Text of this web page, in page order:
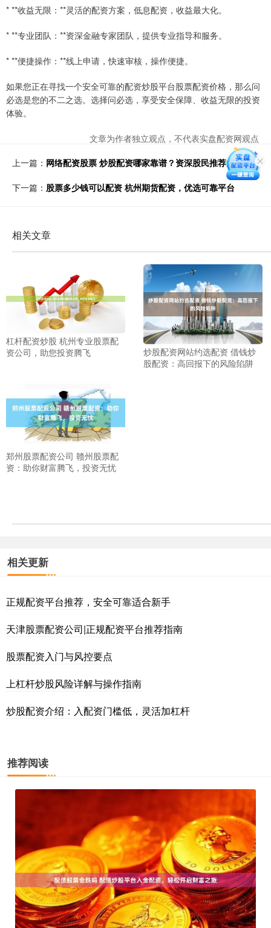
* **收益无限：**灵活的配资方案，低息配资，收益最大化。
* **专业团队：**资深金融专家团队，提供专业指导和服务。
* **便捷操作：**线上申请，快速审核，操作便捷。
如果您正在寻找一个安全可靠的配资炒股平台股票配资价格，那么问
必选是您的不二之选。选择问必选，享受安全保障、收益无限的投资
体验。
文章为作者独立观点，不代表实盘配资网观点
上一篇： 网络配资股票 炒股配资哪家靠谱？资深股民推荐的平台
下一篇： 股票多少钱可以配资 杭州期货配资，优选可靠平台
相关文章
杠杆配资炒股 杭州专业股票配
资公司，助您投资腾飞
炒股配资网站约选配资 借钱炒
股配资：高回报下的风险陷阱
郑州股票配资公司 赣州股票配
资：助你财富腾飞，投资无忧
相关更新
正规配资平台推荐，安全可靠适合新手
天津股票配资公司|正规配资平台推荐指南
股票配资入门与风控要点
上杠杆炒股风险详解与操作指南
炒股配资介绍：入配资门槛低，灵活加杠杆
推荐阅读